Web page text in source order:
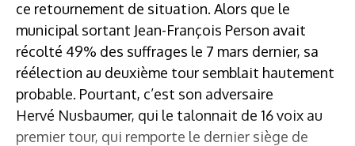
ce retournement de situation. Alors que le
municipal sortant Jean-François Person avait
récolté 49% des suffrages le 7 mars dernier, sa
réélection au deuxième tour semblait hautement
probable. Pourtant, c’est son adversaire
Hervé Nusbaumer, qui le talonnait de 16 voix au
premier tour, qui remporte le dernier siège de